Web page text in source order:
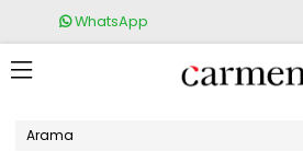
WhatsApp